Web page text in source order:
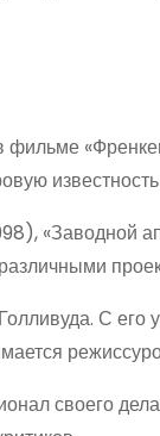
фильме
«Заводной
С его
своего